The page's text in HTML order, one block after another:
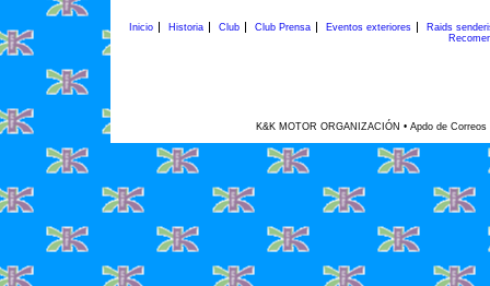
Inicio Historia Club Club Prensa Eventos exteriores
Raids
K&K MOTOR ORGANIZACIÓN • Apdo de